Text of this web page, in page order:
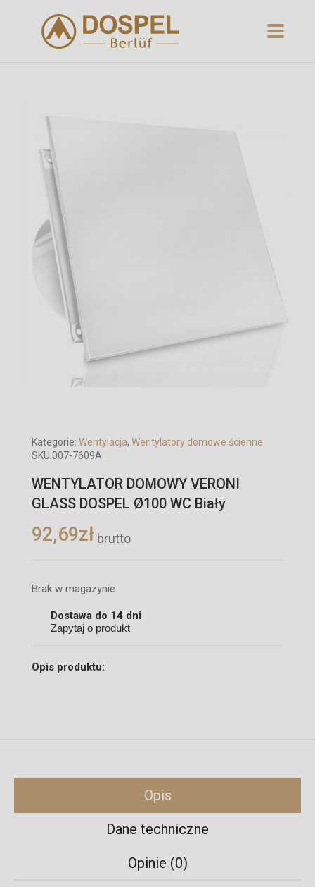
SKU:007-7609A
Kategorie: Wentylacja, Wentylatory domowe ścienne
WENTYLATOR DOMOWY VERONI
GLASS DOSPEL Ø100 WC Biały
92,69zł brutto
Brak w magazynie
Dostawa do 14 dni
Zapytaj o produkt
Opis produktu:
Opis
Dane techniczne
Opinie (0)